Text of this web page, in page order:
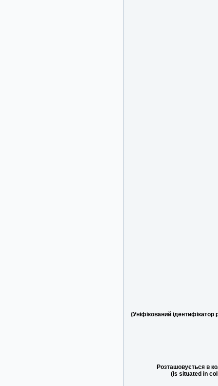
(Уніфікований ідентифікатор
Розташовується в
(Is situated in